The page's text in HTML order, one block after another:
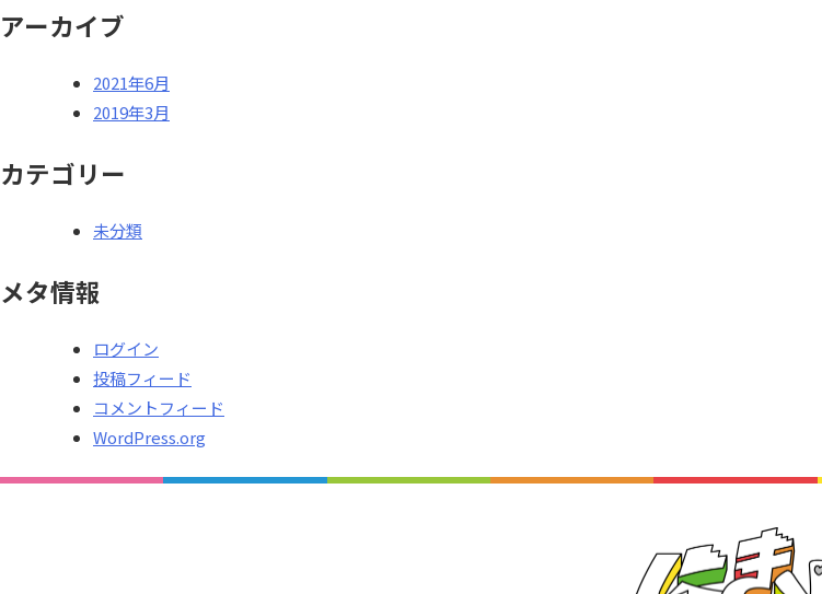
アーカイブ
2021年6月
2019年3月
カテゴリー
未分類
メタ情報
ログイン
投稿フィード
コメントフィード
WordPress.org